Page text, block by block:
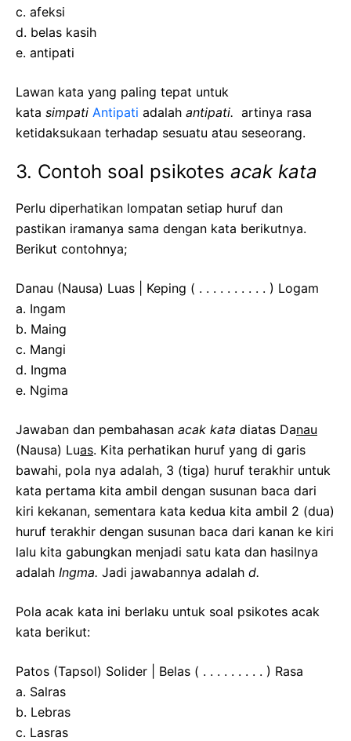
c. afeksi
d. belas kasih
e. antipati
Lawan kata yang paling tepat untuk
kata simpati Antipati adalah antipati. artinya rasa
ketidaksukaan terhadap sesuatu atau seseorang.
3. Contoh soal psikotes acak kata
Perlu diperhatikan lompatan setiap huruf dan
pastikan iramanya sama dengan kata berikutnya.
Berikut contohnya;
Danau (Nausa) Luas | Keping ( . . . . . . . . . . ) Logam
a. Ingam
b. Maing
c. Mangi
d. Ingma
e. Ngima
Jawaban dan pembahasan acak kata diatas Danau
(Nausa) Luas. Kita perhatikan huruf yang di garis
bawahi, pola nya adalah, 3 (tiga) huruf terakhir untuk
kata pertama kita ambil dengan susunan baca dari
kiri kekanan, sementara kata kedua kita ambil 2 (dua)
huruf terakhir dengan susunan baca dari kanan ke kiri
lalu kita gabungkan menjadi satu kata dan hasilnya
adalah Ingma. Jadi jawabannya adalah d.
Pola acak kata ini berlaku untuk soal psikotes acak
kata berikut:
Patos (Tapsol) Solider | Belas ( . . . . . . . . . ) Rasa
a. Salras
b. Lebras
c. Lasras